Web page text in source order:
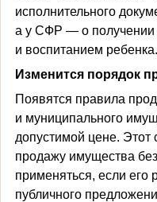
исполнительного
а у СФР — о получении
и воспитанием ребенка.
Изменится порядок
Появятся правила
и муниципального
допустимой цене. Этот
продажу имущества
применяться, если его
публичного